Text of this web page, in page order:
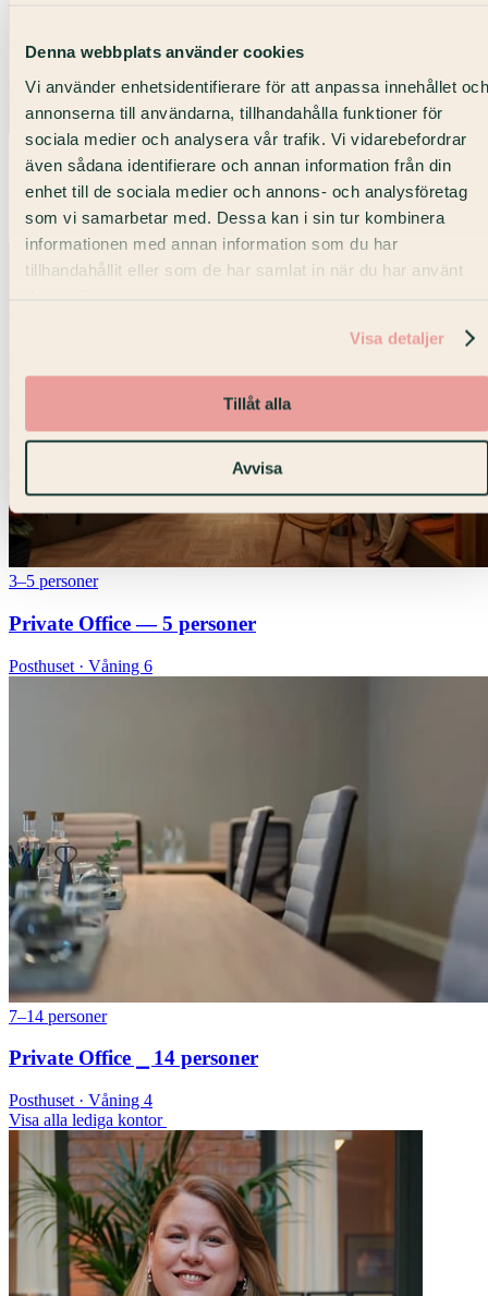
Denna webbplats använder cookies
Vi använder enhetsidentifierare för att anpassa innehållet och
annonserna till användarna, tillhandahålla funktioner för
sociala medier och analysera vår trafik. Vi vidarebefordrar
även sådana identifierare och annan information från din
enhet till de sociala medier och annons- och analysföretag
som vi samarbetar med. Dessa kan i sin tur kombinera
informationen med annan information som du har
tillhandahållit eller som de har samlat in när du har använt
Visa detaljer
Tillåt alla
Avvisa
Upp till 3 personer
Private Office — 3 personer
3–5 personer
Private Office — 5 personer
Posthuset · Våning 6
7–14 personer
Private Office ⎯ 14 personer
Posthuset · Våning 4
Visa alla lediga kontor